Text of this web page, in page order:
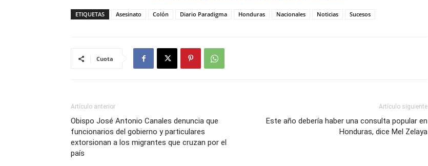
ETIQUETAS Asesinato Colón Diario Paradigma Honduras Nacionales Noticias Sucesos
Cuota
Artículo anterior
Obispo José Antonio Canales denuncia que
funcionarios del gobierno y particulares
extorsionan a los migrantes que cruzan por el
país
Artículo siguiente
Este año debería haber una consulta popular en
Honduras, dice Mel Zelaya